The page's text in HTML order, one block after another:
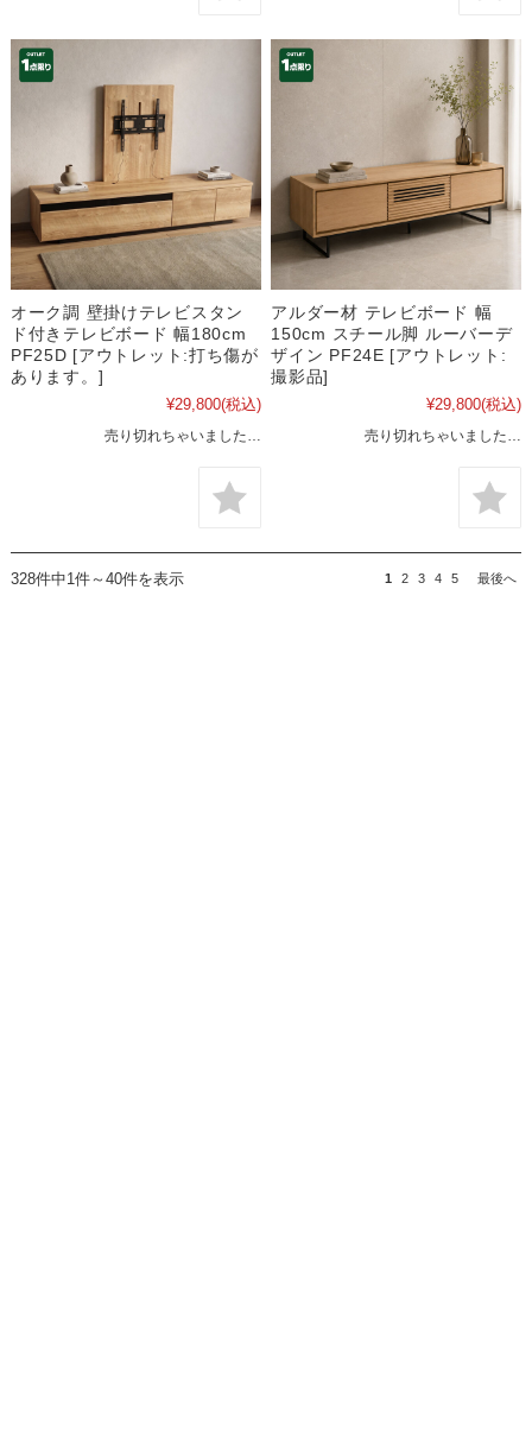
オーク調 壁掛けテレビスタン
ド付きテレビボード 幅180cm
PF25D [アウトレット:打ち傷が
あります。]
¥29,800(税込)
売り切れちゃいました…
アルダー材 テレビボード 幅
150cm スチール脚 ルーバーデ
ザイン PF24E [アウトレット:
撮影品]
¥29,800(税込)
売り切れちゃいました…
328件中1件～40件を表示 1 2 3 4 5 最後へ